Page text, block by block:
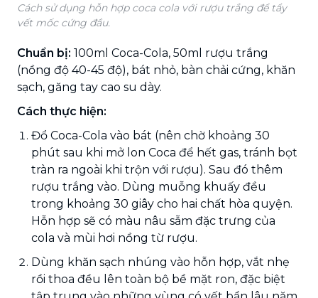
Cách sử dụng hỗn hợp coca cola với rượu trắng để tẩy
vết mốc cứng đầu.
Chuẩn bị: 100ml Coca-Cola, 50ml rượu trắng
(nồng độ 40-45 độ), bát nhỏ, bàn chải cứng, khăn
sạch, găng tay cao su dày.
Cách thực hiện:
Đổ Coca-Cola vào bát (nên chờ khoảng 30
phút sau khi mở lon Coca để hết gas, tránh bọt
tràn ra ngoài khi trộn với rượu). Sau đó thêm
rượu trắng vào. Dùng muỗng khuấy đều
trong khoảng 30 giây cho hai chất hòa quyện.
Hỗn hợp sẽ có màu nâu sẫm đặc trưng của
cola và mùi hơi nồng từ rượu.
Dùng khăn sạch nhúng vào hỗn hợp, vắt nhẹ
rồi thoa đều lên toàn bộ bề mặt ron, đặc biệt